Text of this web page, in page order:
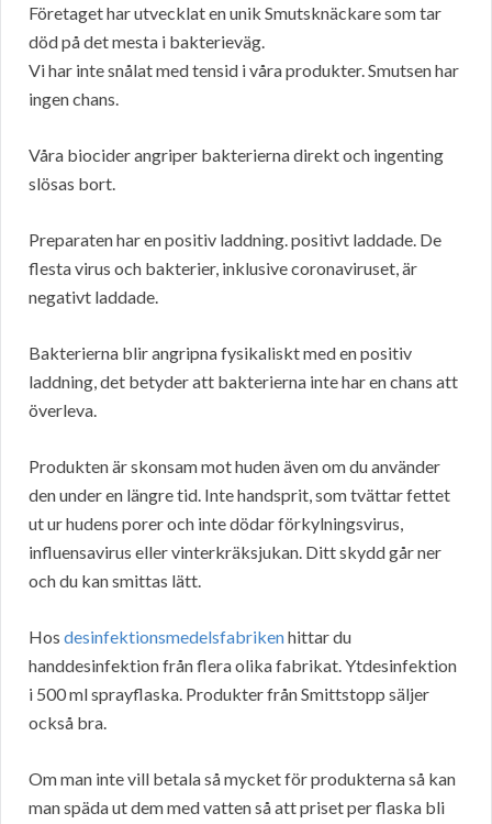
Företaget har utvecklat en unik Smutsknäckare som tar
död på det mesta i bakterieväg.
Vi har inte snålat med tensid i våra produkter. Smutsen har
ingen chans.
Våra biocider angriper bakterierna direkt och ingenting
slösas bort.
Preparaten har en positiv laddning. positivt laddade. De
flesta virus och bakterier, inklusive coronaviruset, är
negativt laddade.
Bakterierna blir angripna fysikaliskt med en positiv
laddning, det betyder att bakterierna inte har en chans att
överleva.
Produkten är skonsam mot huden även om du använder
den under en längre tid. Inte handsprit, som tvättar fettet
ut ur hudens porer och inte dödar förkylningsvirus,
influensavirus eller vinterkräksjukan. Ditt skydd går ner
och du kan smittas lätt.
Hos desinfektionsmedelsfabrikenhittar du
handdesinfektion från flera olika fabrikat. Ytdesinfektion
i 500 ml sprayflaska. Produkter från Smittstopp säljer
också bra.
Om man inte vill betala så mycket för produkterna så kan
man späda ut dem med vatten så att priset per flaska bli